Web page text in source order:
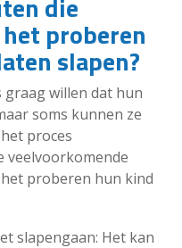
proberen
slapen?
willen dat hun
soms kunnen ze
proces
veelvoorkomende
proberen hun kind
slapengaan: Het kan